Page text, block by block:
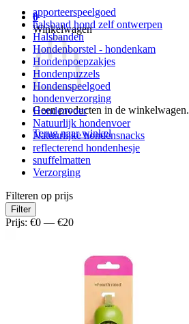
0
Winkelwagen
Geen producten in de winkelwagen.
Terug naar winkel
apporteerspeelgoed
halsband hond zelf ontwerpen
Halsbanden
Hondenborstel - hondenkam
Hondenpoepzakjes
Hondenpuzzels
Hondenspeelgoed
hondenverzorging
Hondenvoer
Natuurlijk hondenvoer
Natuurlijke hondensnacks
reflecterend hondenhesje
snuffelmatten
Verzorging
Filteren op prijs
Min.
prijs
Max.
prijs
Filter
Prijs: €0 — €20